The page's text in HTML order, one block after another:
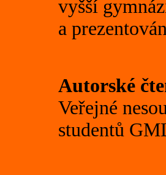
vyšší
a
Autorské
Veřejné
studentů